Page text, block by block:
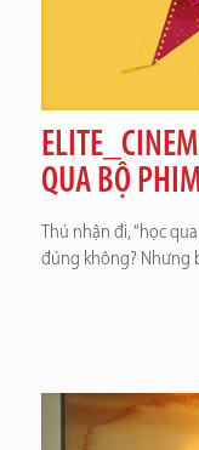
QUA BỘ
Thú nhận đi, “học
đúng không? Nhưng